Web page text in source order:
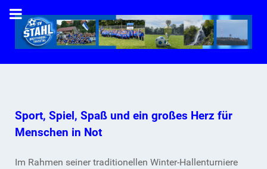
Sport, Spiel, Spaß und ein großes Herz für
Menschen in Not
Im Rahmen seiner traditionellen Winter-Hallenturniere